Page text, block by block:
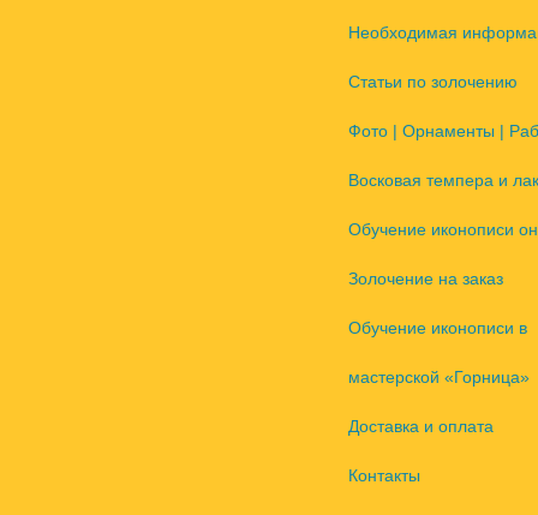
Необходимая
Статьи по золочению
Фото | Орнаменты |
Восковая темпера и лак
Обучение иконописи
Золочение на заказ
Обучение иконописи в
мастерской «Горница»
Доставка и оплата
Контакты